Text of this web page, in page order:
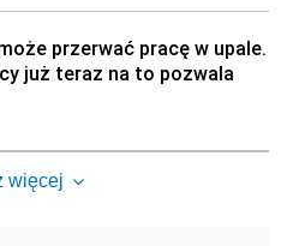
przerwać pracę w upale.
już teraz na to pozwala
więcej